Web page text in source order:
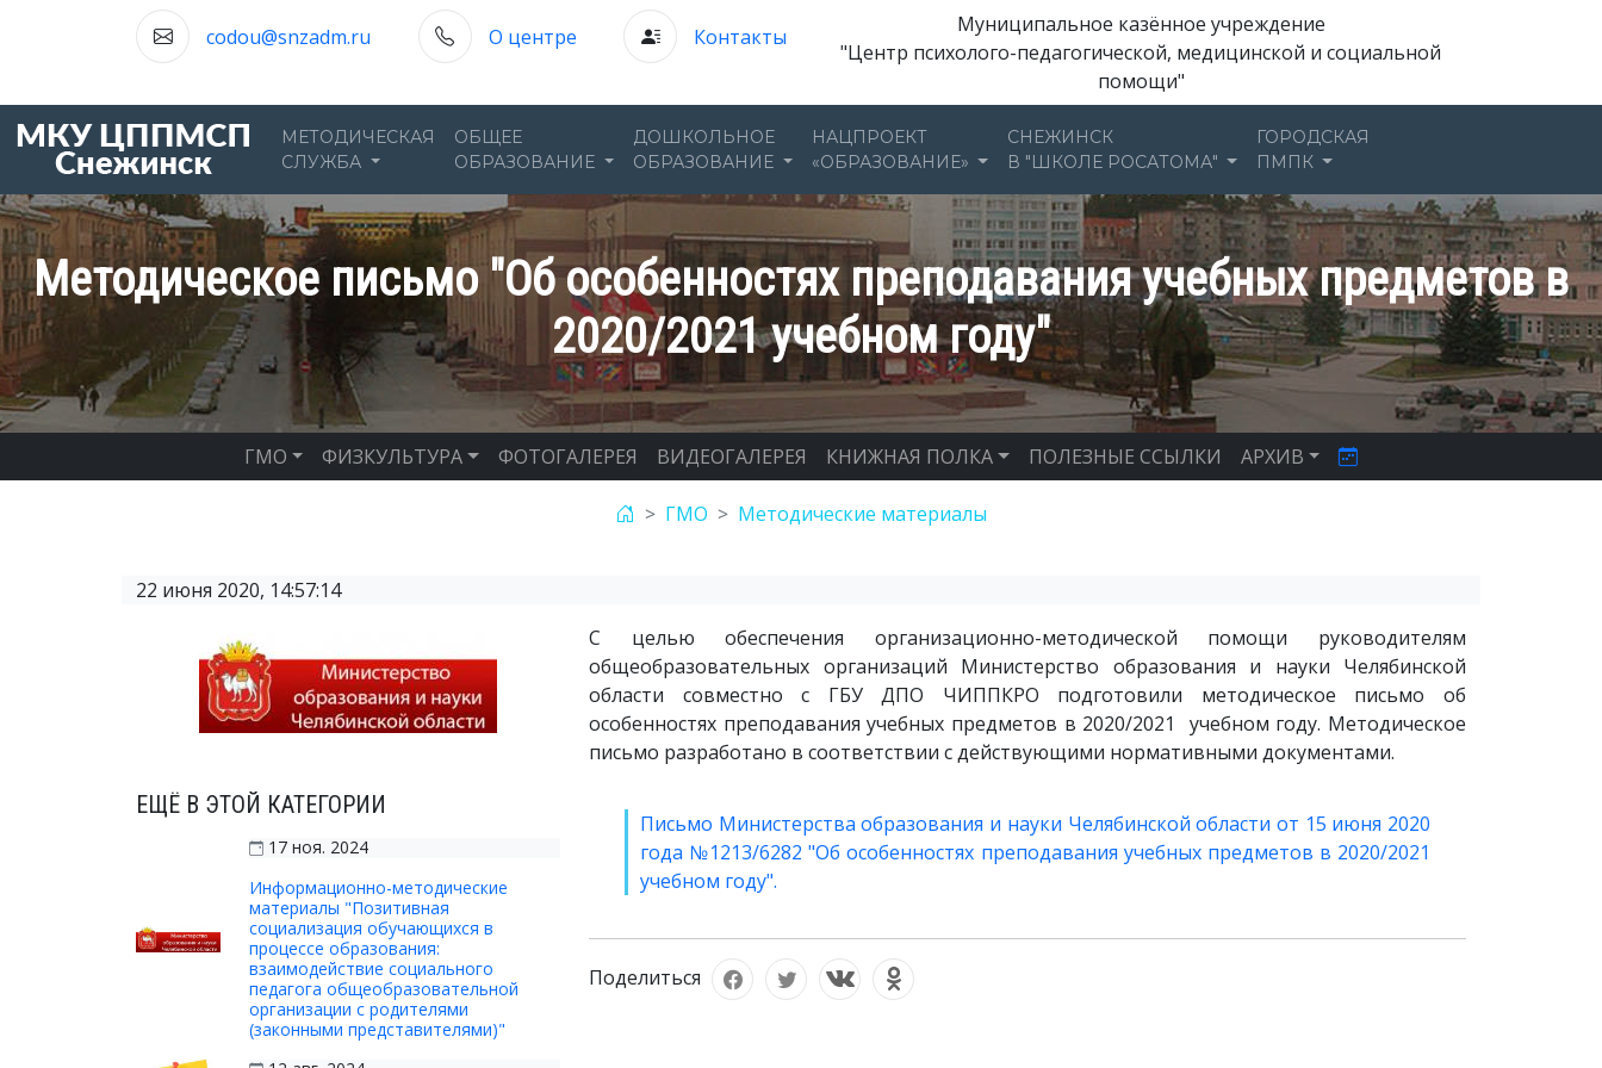
codou@snzadm.ru О центре Контакты
Муниципальное казённое учреждение
"Центр психолого-педагогической, медицинской и социальной
помощи"
МЕТОДИЧЕСКАЯ
СЛУЖБА
ОБЩЕЕ
ОБРАЗОВАНИЕ
ДОШКОЛЬНОЕ
ОБРАЗОВАНИЕ
НАЦПРОЕКТ
«ОБРАЗОВАНИЕ»
СНЕЖИНСК
В "ШКОЛЕ РОСАТОМА"
ГОРОДСКАЯ
ПМПК
Методическое письмо "Об особенностях преподавания учебных предметов в
2020/2021 учебном году"
ГМО ФИЗКУЛЬТУРА ФОТОГАЛЕРЕЯ ВИДЕОГАЛЕРЕЯ КНИЖНАЯ ПОЛКА ПОЛЕЗНЫЕ ССЫЛКИ АРХИВ
ГМО Методические материалы
22 июня 2020, 14:57:14
ЕЩЁ В ЭТОЙ КАТЕГОРИИ
17 ноя. 2024
Информационно-методические
материалы "Позитивная
социализация обучающихся в
процессе образования:
взаимодействие социального
педагога общеобразовательной
организации с родителями
(законными представителями)"
С целью обеспечения организационно-методической помощи руководителям
общеобразовательных организаций Министерство образования и науки Челябинской
области совместно с ГБУ ДПО ЧИППКРО подготовили методическое письмо об
особенностях преподавания учебных предметов в 2020/2021 учебном году. Методическое
письмо разработано в соответствии с действующими нормативными документами.
Письмо Министерства образования и науки Челябинской области от 15 июня 2020
года №1213/6282 "Об особенностях преподавания учебных предметов в 2020/2021
учебном году".
Поделиться